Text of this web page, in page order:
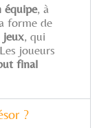
équipe, à
forme de
jeux, qui
joueurs
final
?